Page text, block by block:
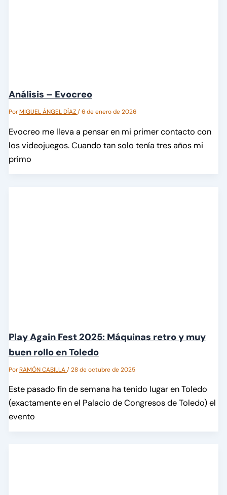
Análisis – Evocreo
PorMIGUEL ÁNGEL DÍAZ/6 de enero de 2026
Evocreo me lleva a pensar en mi primer contacto con
los videojuegos. Cuando tan solo tenía tres años mi
primo
Play Again Fest 2025: Máquinas retro y muy
buen rollo en Toledo
PorRAMÓN CABILLA/28 de octubre de 2025
Este pasado fin de semana ha tenido lugar en Toledo
(exactamente en el Palacio de Congresos de Toledo) el
evento